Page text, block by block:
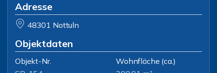
Adresse
48301 Nottuln
Objektdaten
Objekt-Nr.
Wohnfläche (ca.)